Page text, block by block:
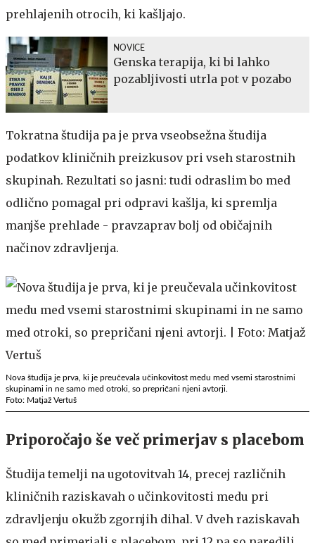
prehlajenih otrocih, ki kašljajo.
NOVICE
Genska terapija, ki bi lahko
pozabljivosti utrla pot v pozabo
Tokratna študija pa je prva vseobsežna študija
podatkov kliničnih preizkusov pri vseh starostnih
skupinah. Rezultati so jasni: tudi odraslim bo med
odlično pomagal pri odpravi kašlja, ki spremlja
manjše prehlade - pravzaprav bolj od običajnih
načinov zdravljenja.
Nova študija je prva, ki je preučevala učinkovitost medu med vsemi starostnimi
skupinami in ne samo med otroki, so prepričani njeni avtorji.
Foto: Matjaž Vertuš
Priporočajo še več primerjav s placebom
Študija temelji na ugotovitvah 14, precej različnih
kliničnih raziskavah o učinkovitosti medu pri
zdravljenju okužb zgornjih dihal. V dveh raziskavah